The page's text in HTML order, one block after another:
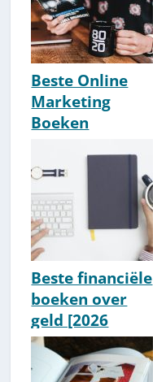
Beste Online
Marketing
Boeken
[Top 10, 2026
Update]
Beste financiële
boeken over
geld [2026
Update] [Top
20]